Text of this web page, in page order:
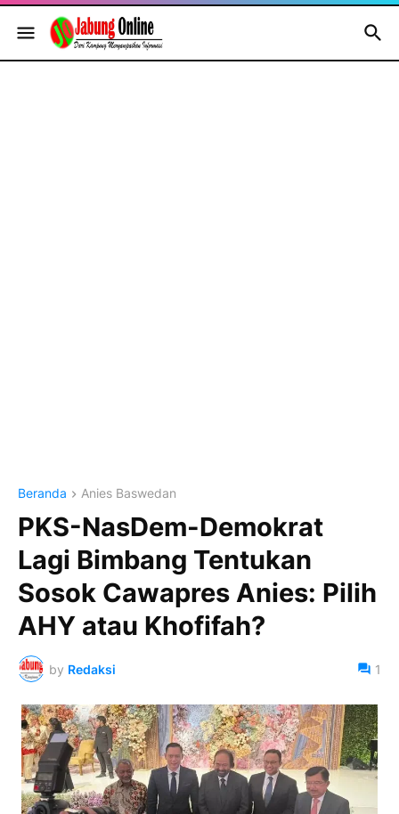
Beranda Anies Baswedan
PKS-NasDem-Demokrat
Lagi Bimbang Tentukan
Sosok Cawapres Anies: Pilih
AHY atau Khofifah?
by Redaksi 1